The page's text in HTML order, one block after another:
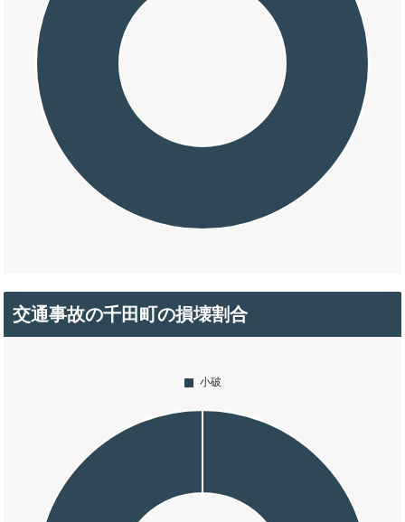
交通事故の千田町の損壊割合